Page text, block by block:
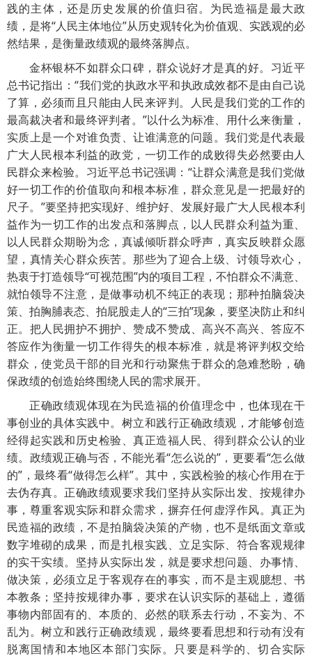
践的主体，还是历史发展的价值归宿。为民造福是最大政
绩，是将“人民主体地位”从历史观转化为价值观、实践观的必
然结果，是衡量政绩观的最终落脚点。
金杯银杯不如群众口碑，群众说好才是真的好。习近平
总书记指出：“我们党的执政水平和执政成效都不是由自己说
了算，必须而且只能由人民来评判。人民是我们党的工作的
最高裁决者和最终评判者。”以什么为标准、用什么来衡量，
实质上是一个对谁负责、让谁满意的问题。我们党是代表最
广大人民根本利益的政党，一切工作的成败得失必然要由人
民群众来检验。习近平总书记强调：“让群众满意是我们党做
好一切工作的价值取向和根本标准，群众意见是一把最好的
尺子。”要坚持把实现好、维护好、发展好最广大人民根本利
益作为一切工作的出发点和落脚点，以人民群众利益为重、
以人民群众期盼为念，真诚倾听群众呼声，真实反映群众愿
望，真情关心群众疾苦。那些为了迎合上级、讨领导欢心，
热衷于打造领导“可视范围”内的项目工程，不怕群众不满意、
就怕领导不注意，是做事动机不纯正的表现；那种拍脑袋决
策、拍胸脯表态、拍屁股走人的“三拍”现象，要坚决防止和纠
正。把人民拥护不拥护、赞成不赞成、高兴不高兴、答应不
答应作为衡量一切工作得失的根本标准，就是将评判权交给
群众，使党员干部的目光和行动聚焦于群众的急难愁盼，确
保政绩的创造始终围绕人民的需求展开。
正确政绩观体现在为民造福的价值理念中，也体现在干
事创业的具体实践中。树立和践行正确政绩观，才能够创造
经得起实践和历史检验、真正造福人民、得到群众公认的业
绩。政绩观正确与否，不能光看“怎么说的”，更要看“怎么做
的”，最终看“做得怎么样”。其中，实践检验的核心作用在于
去伪存真。正确政绩观要求我们坚持从实际出发、按规律办
事，尊重客观实际和群众需求，摒弃任何虚浮作风。真正为
民造福的政绩，不是拍脑袋决策的产物，也不是纸面文章或
数字堆砌的成果，而是扎根实践、立足实际、符合客观规律
的实干实绩。坚持从实际出发，就是要求想问题、办事情、
做决策，必须立足于客观存在的事实，而不是主观臆想、书
本教条；坚持按规律办事，要求在认识实际的基础上，遵循
事物内部固有的、本质的、必然的联系去行动，不妄为、不
乱为。树立和践行正确政绩观，最终要看思想和行动有没有
脱离国情和本地区本部门实际。只要是科学的、切合实际